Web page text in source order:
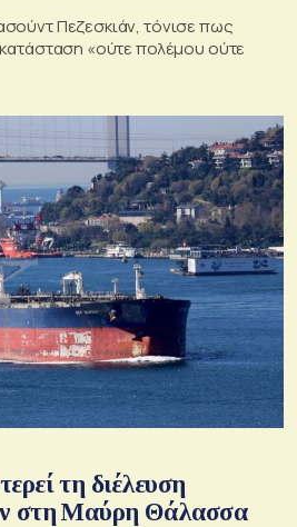
Πεζεσκιάν, τόνισε πως
«ούτε πολέμου ούτε
τη διέλευση
στη Μαύρη Θάλασσα